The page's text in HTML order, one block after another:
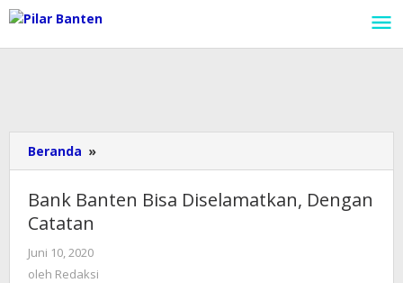
Lewati
ke
konten
Beranda »
Banten
Diselamatkan,
Bank Banten Bisa Diselamatkan, Dengan
Catatan
Juni 10, 2020
oleh Redaksi